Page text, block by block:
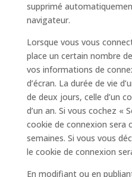
supprimé
navigateur.
Lorsque vous vous
place un certain nombre
vos informations de
d’écran. La durée de vie
de deux jours, celle d’un
d’un an. Si vous cochez «
cookie de connexion sera
semaines. Si vous vous
le cookie de connexion
En modifiant ou en